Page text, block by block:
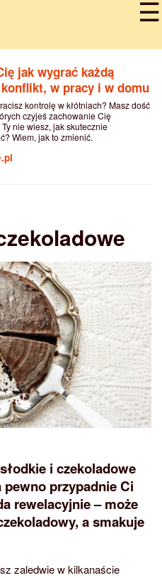
jak wygrać każdą
w pracy i w domu
kontrolę w kłótniach? Masz dość
czyjeś zachowanie Cię
Ty nie wiesz, jak skutecznie
Wiem, jak to zmienić.
i czekoladowe
przypadnie Ci
rewelacyjnie – może
a smakuje
zaledwie w kilkanaście